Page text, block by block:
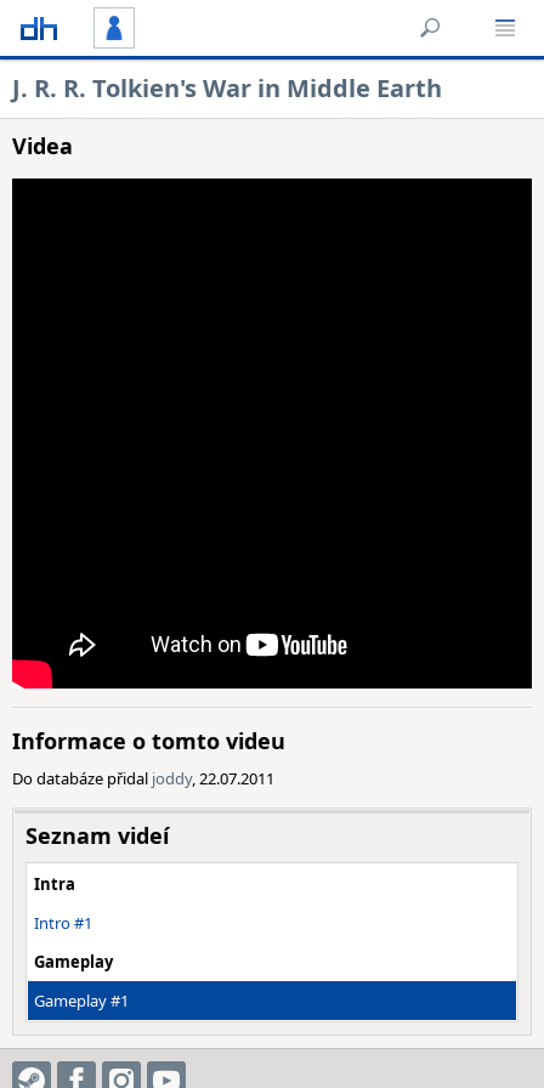
J. R. R. Tolkien's War in Middle Earth
Videa
Informace o tomto videu
Do databáze přidal joddy, 22.07.2011
Seznam videí
Intra
Intro #1
Gameplay
Gameplay #1